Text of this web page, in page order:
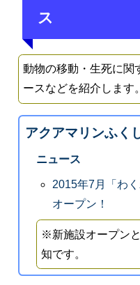
ス
動物の移動・生死に関
ースなどを紹介します。
アクアマリンふく
ニュース
2015年7月「わ
オープン！
※新施設オープン
知です。